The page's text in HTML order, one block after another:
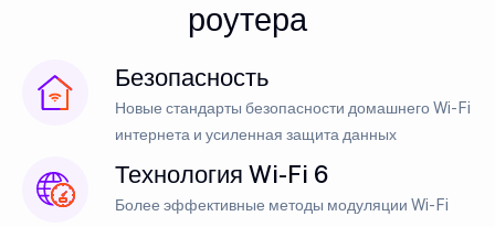
роутера
Безопасность
Новые стандарты безопасности домашнего Wi-Fi
интернета и усиленная защита данных
Технология Wi-Fi 6
Более эффективные методы модуляции Wi-Fi